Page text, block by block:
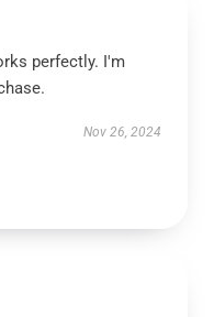
perfectly. I'm
Nov 26, 2024